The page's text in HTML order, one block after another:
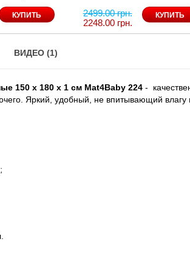
2499.00 грн.
2248.00 грн.
ВИДЕО (1)
150 х 180 х 1 см Mat4Baby 224 -
Яркий, удобный, не впитывающий влагу